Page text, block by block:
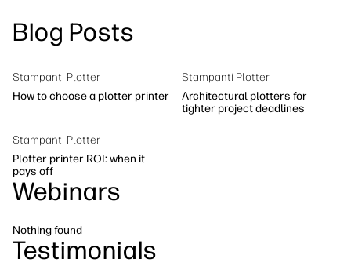
Soluzioni di flusso di lavoro
Blog Posts
Stampanti Plotter
How to choose a plotter printer
Stampanti Plotter
Architectural plotters for
tighter project deadlines
Stampanti Plotter
Plotter printer ROI: when it
pays off
Webinars
Nothing found
Testimonials